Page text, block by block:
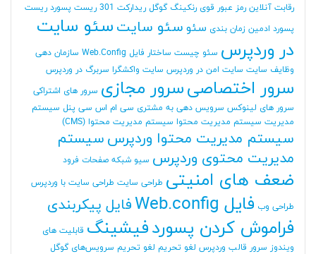
رقابت آنلاین رمز عبور قوی رنکینگ گوگل ریدارکت 301 ریست پسورد ریست
پسورد ادمین زمان بندی سئو سئو سایت سئو سایت
در وردپرس سئو چیست ساختار فایل Web.Config
سازمان دهی
وظایف سایت سایت امن در وردپرس سایت واکشگرا سربرگ در وردپرس
سرور اختصاصیسرور مجازی سرور های اشتراکی
سرور های لینوکس سرویس دهی به مشتری سی ام اس سی پنل سیستم
مدیریت سیستم مدیریت محتوا سیستم مدیریت محتوا (CMS)
سیستم مدیریت محتوا وردپرس سیستم
مدیریت محتوی وردپرس سیو شبکه صفحات فرود
ضعف های امنیتی طراحی سایت طراحی سایت با وردپرس
طراحی وب فایل Web.config فایل پیکربندی
فراموش کردن پسوردفیشینگ قابلیت های
ویندوز سرور قالب وردپرس لغو تحریم لغو تحریم سرویس‌های گوگل